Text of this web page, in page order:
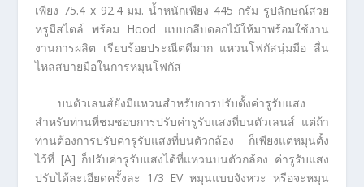
เพียง 75.4 x 92.4 มม. น้ำหนักเพียง 445 กรัม รูปลักษณ์สวย
หรูมีสไตล์ พร้อม Hood แบบกลีบดอกไม้ให้มาพร้อมใช้งาน
งานการผลิต เรียบร้อยประณีตดีมาก แหวนโฟกัสนุ่มมือ ลื่น
ไหลสบายมือในการหมุนโฟกัส
บนตัวเลนส์ยังมีแหวนสำหรับการปรับตั้งค่ารูรับแสง
สำหรับท่านที่ชมชอบการปรับค่ารูรับแสงที่บนตัวเลนส์ แต่ถ้า
ท่านต้องการปรับค่ารูรับแสงที่บนตัวกล้อง ก็เพียงแต่หมุนตั้ง
ไว้ที่ [A] ก็ปรับค่ารูรับแสงได้ที่แหวนบนตัวกล้อง ค่ารูรับแสง
ปรับได้ละเอียดครั้งละ 1/3 EV หมุนแบบจังหวะ หรือจะหมุน